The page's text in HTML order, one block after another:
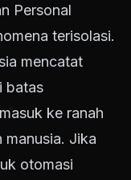
Personal
terisolasi.
mencatat
batas
ke ranah
manusia. Jika
otomasi